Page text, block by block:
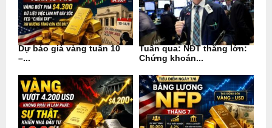
Dự báo giá vàng tuần 10
–...
Tuần qua: NĐT thắng lớn:
Chứng khoán...